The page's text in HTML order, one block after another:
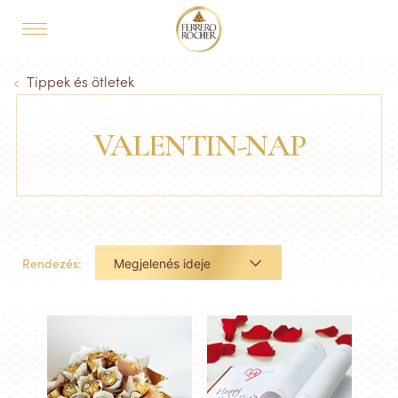
MAIN NAVIGATION
Breadcrumb
Tippek és ötletek
VALENTIN-NAP
Rendezés: Megjelenés ideje